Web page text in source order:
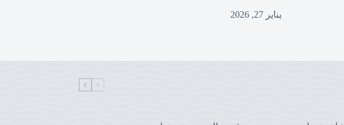
يناير 27, 2026